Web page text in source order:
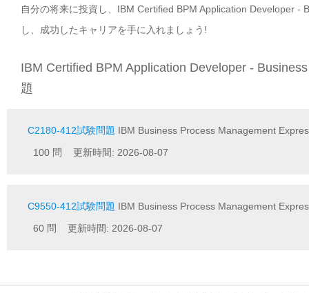
自分の将来に投資し、IBM Certified BPM Application Developer
し、成功したキャリアを手に入れましょう!
IBM Certified BPM Application Developer -
題
C2180-412試験問題 IBM Business Process Management
100 問 更新時間: 2026-08-07
C9550-412試験問題 IBM Business Process Management
60 問 更新時間: 2026-08-07